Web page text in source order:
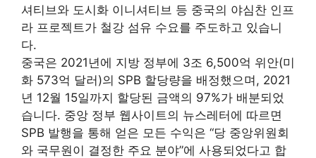
셔티브와 도시화 이니셔티브 등 중국의 야심찬 인프
라 프로젝트가 철강 섬유 수요를 주도하고 있습니
다.
중국은 2021년에 지방 정부에 3조 6,500억 위안(미
화 573억 달러)의 SPB 할당량을 배정했으며, 2021
년 12월 15일까지 할당된 금액의 97%가 배분되었
습니다. 중앙 정부 웹사이트의 뉴스레터에 따르면
SPB 발행을 통해 얻은 모든 수익은 “당 중앙위원회
와 국무원이 결정한 주요 분야”에 사용되었다고 합